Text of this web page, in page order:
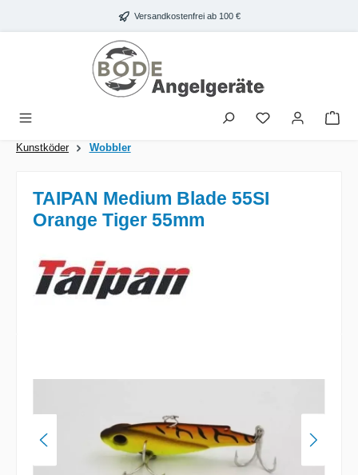
Zum Hauptinhalt springen Versandkostenfrei ab 100 €
Kunstköder Wobbler
TAIPAN Medium Blade 55SI
Orange Tiger 55mm